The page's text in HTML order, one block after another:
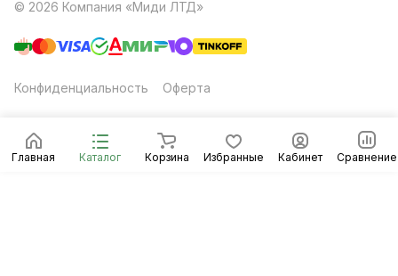
Главная Каталог Корзина Избранные Кабинет Сравнение
© 2026 Компания «Миди ЛТД»
Конфиденциальность Оферта